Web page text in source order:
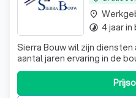
Sierra Bouw wil zijn
aantal jaren ervaring in de
place
timelapse 4 jaar